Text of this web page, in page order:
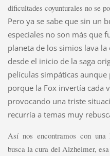
dificultades coyunturales no se
Pero ya se sabe que sin un
especiales no son más que
planeta de los simios lava
desde el inicio de la saga
películas simpáticas
porque la Fox invertía cada
provocando una triste
recurría a temas muy
Así nos encontramos con
busca la cura del Alzheimer,